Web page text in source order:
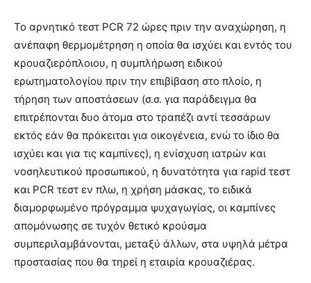
Το αρνητικό τεστ PCR 72 ώρες πριν την αναχώρηση, η
ανέπαφη θερμομέτρηση η οποία θα ισχύει και εντός του
κρουαζιερόπλοιου, η συμπλήρωση ειδικού
ερωτηματολογίου πριν την επιβίβαση στο πλοίο, η
τήρηση των αποστάσεων (σ.σ. για παράδειγμα θα
επιτρέπονται δυο άτομα στο τραπέζι αντί τεσσάρων
εκτός εάν θα πρόκειται για οικογένεια, ενώ το ίδιο θα
ισχύει και για τις καμπίνες), η ενίσχυση ιατρών και
νοσηλευτικού προσωπικού, η δυνατότητα για rapid τεστ
και PCR τεστ εν πλω, η χρήση μάσκας, το ειδικά
διαμορφωμένο πρόγραμμα ψυχαγωγίας, οι καμπίνες
απομόνωσης σε τυχόν θετικό κρούσμα
συμπεριλαμβάνονται, μεταξύ άλλων, στα υψηλά μέτρα
προστασίας που θα τηρεί η εταιρία κρουαζιέρας.